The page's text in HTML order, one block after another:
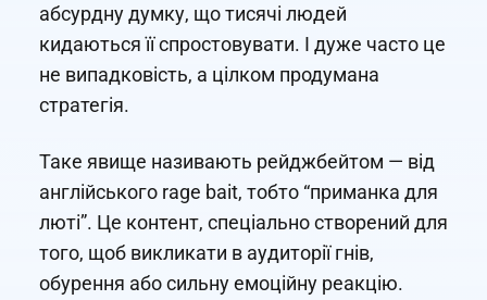
абсурдну думку, що тисячі людей
кидаються її спростовувати. І дуже часто це
не випадковість, а цілком продумана
стратегія.
Таке явище називають рейджбейтом — від
англійського rage bait, тобто “приманка для
люті”. Це контент, спеціально створений для
того, щоб викликати в аудиторії гнів,
обурення або сильну емоційну реакцію.